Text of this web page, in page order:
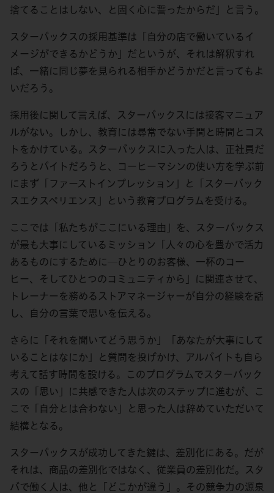
捨てることはしない、と固く心に誓ったからだ」と言う。
スターバックスの採用基準は「自分の店で働いているイ
メージができるかどうか」だというが、それは解釈すれ
ば、一緒に同じ夢を見られる相手かどうかだと言ってもよ
いだろう。
採用後に関して言えば、スターバックスには接客マニュア
ルがない。しかし、教育には尋常でない手間と時間とコス
トをかけている。スターバックスに入った人は、正社員だ
ろうとバイトだろうと、コーヒーマシンの使い方を学ぶ前
にまず「ファーストインプレッション」と「スターバック
スエクスペリエンス」という教育プログラムを受ける。
ここでは「私たちがここにいる理由」を、スターバックス
が最も大事にしているミッション「人々の心を豊かで活力
あるものにするために─ひとりのお客様、一杯のコー
ヒー、そしてひとつのコミュニティから」に関連させて、
トレーナーを務めるストアマネージャーが自分の経験を話
し、自分の言葉で思いを伝える。
さらに「それを聞いてどう思うか」「あなたが大事にして
いることはなにか」と質問を投げかけ、アルバイトも自ら
考えて話す時間を設ける。このプログラムでスターバック
スの「思い」に共感できた人は次のステップに進むが、こ
こで「自分とは合わない」と思った人は辞めていただいて
結構となる。
スターバックスが成功してきた鍵は、差別化にある。だが
それは、商品の差別化ではなく、従業員の差別化だ。スタ
バで働く人は、他と「どこかが違う」。その競争力の源泉